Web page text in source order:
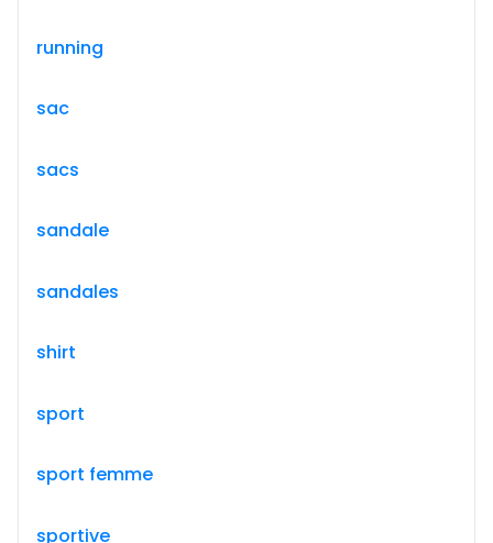
running
sac
sacs
sandale
sandales
shirt
sport
sport femme
sportive